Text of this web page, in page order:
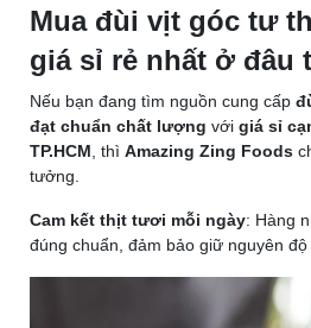
Mua đùi vịt góc tư
giá sỉ rẻ nhất ở đâu
Nếu bạn đang tìm nguồn cung cấp
đạt chuẩn chất lượng với giá sỉ
TP.HCM , thì Amazing Zing Foods
tưởng.
Cam kết thịt tươi mỗi ngày: Hàng
đúng chuẩn, đảm bảo giữ nguyên độ